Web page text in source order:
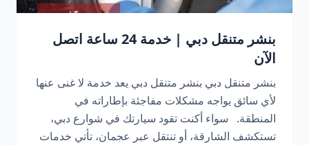
بنشر متنقل دبي | خدمة 24 ساعة اتصل
الآن
بنشر متنقل دبي بنشر متنقل دبي يعد خدمة لا غنى عنها
لأي سائق يواجه مشكلات مفاجئة بإطاراته في
المنطقة. سواء أكنت تقود سيارتك في شوارع دبي،
تستكشف الشارقة، أو تنتقل عبر عجمان، تأتي خدمات